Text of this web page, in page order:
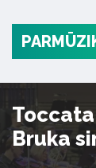
Bruka